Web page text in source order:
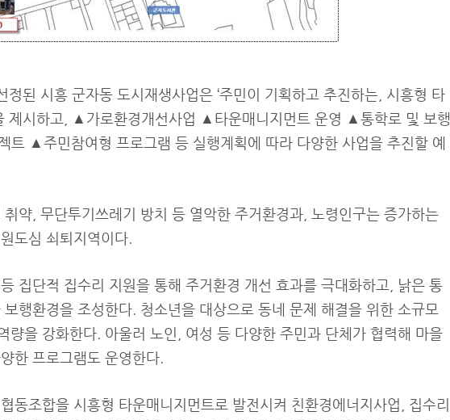
된 시흥 군자동 도시재생사업은 ‘주민이 기획하고 추진하는, 시흥형 타
제시하고, ▲가로환경개선사업 ▲타운매니지먼트 운영 ▲통학로 및 보행
▲주민참여형 프로그램 등 실행계획에 따라 다양한 사업을 추진할 예
약, 무단투기쓰레기 방치 등 열악한 주거환경과, 노령인구는 증가하는
도심 쇠퇴지역이다.
집단적 집수리 지원을 통해 주거환경 개선 효과를 극대화하고, 낡은 통
행환경을 조성한다. 청소년을 대상으로 동네 문제 해결을 위한 소규모
량을 강화한다. 아울러 노인, 여성 등 다양한 주민과 단체가 협력해 마을
한 프로그램도 운영한다.
동조합을 시흥형 타운매니지먼트로 발전시켜 친환경에너지사업, 집수리,